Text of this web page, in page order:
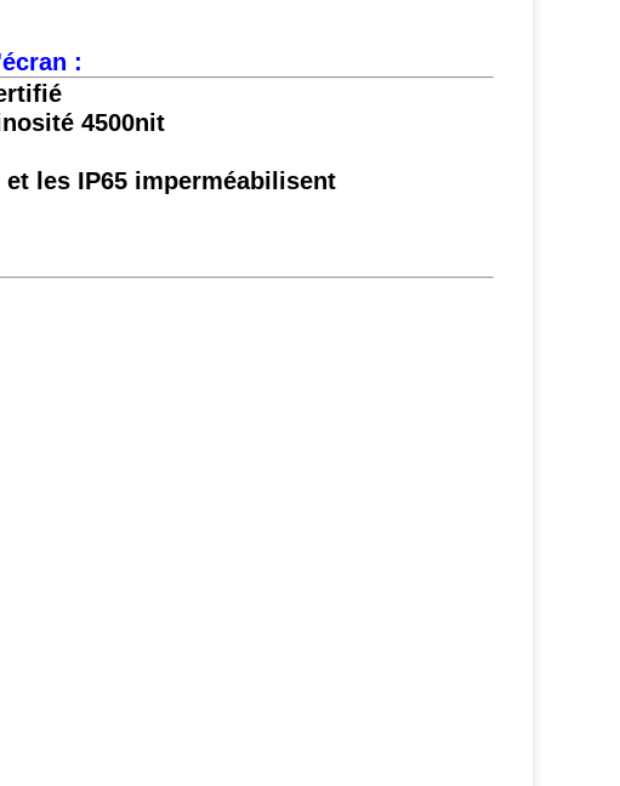
:
4500nit
les IP65 imperméabilisent